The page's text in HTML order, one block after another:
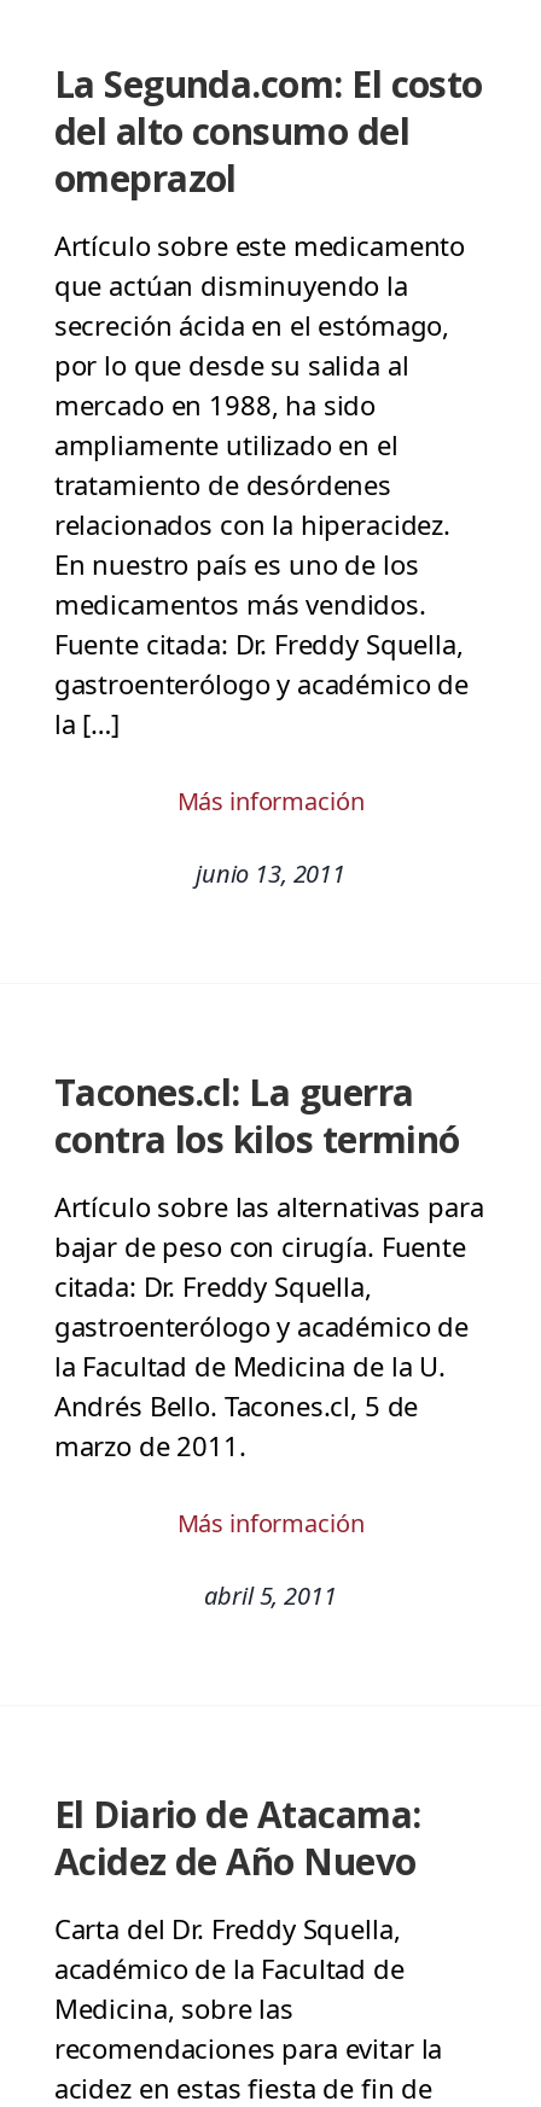
La Segunda.com: El costo
del alto consumo del
omeprazol
Artículo sobre este medicamento
que actúan disminuyendo la
secreción ácida en el estómago,
por lo que desde su salida al
mercado en 1988, ha sido
ampliamente utilizado en el
tratamiento de desórdenes
relacionados con la hiperacidez.
En nuestro país es uno de los
medicamentos más vendidos.
Fuente citada: Dr. Freddy Squella,
gastroenterólogo y académico de
la […]
Más información
junio 13, 2011
Tacones.cl: La guerra
contra los kilos terminó
Artículo sobre las alternativas para
bajar de peso con cirugía. Fuente
citada: Dr. Freddy Squella,
gastroenterólogo y académico de
la Facultad de Medicina de la U.
Andrés Bello. Tacones.cl, 5 de
marzo de 2011.
Más información
abril 5, 2011
El Diario de Atacama:
Acidez de Año Nuevo
Carta del Dr. Freddy Squella,
académico de la Facultad de
Medicina, sobre las
recomendaciones para evitar la
acidez en estas fiesta de fin de